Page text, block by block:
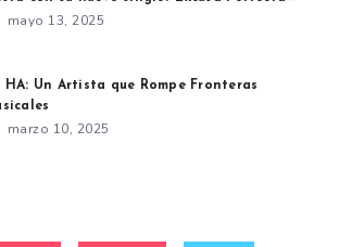
mayo 13, 2025
HA: Un Artista que Rompe Fronteras
marzo 10, 2025